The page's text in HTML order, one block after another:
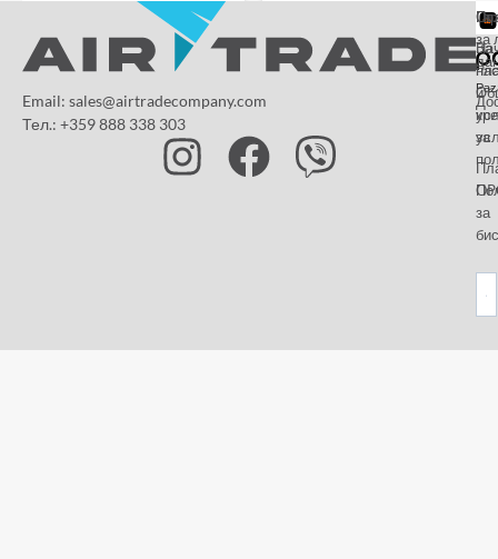
Email: sales@airtradecompany.com
Тел.: +359 888 338 303
За
нас
и
за
за
за